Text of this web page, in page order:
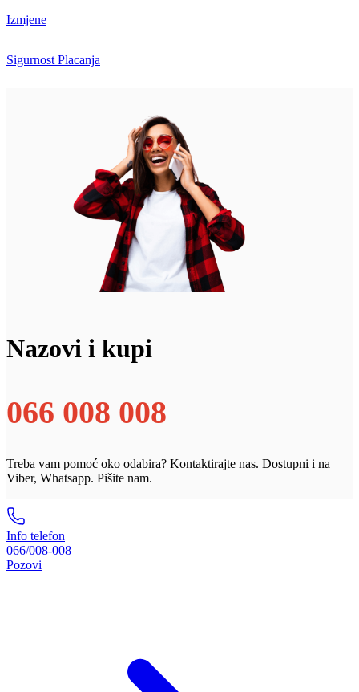
Izmjene
Sigurnost Placanja
Nazovi i kupi
066 008 008
Treba vam pomoć oko odabira? Kontaktirajte nas. Dostupni i na
Viber, Whatsapp. Pišite nam.
Info telefon
066/008-008
Pozovi